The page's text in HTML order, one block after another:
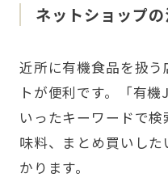
ネットショップ
近所に有機食品を扱
トが便利です。「有
いったキーワードで
味料、まとめ買いし
かります。